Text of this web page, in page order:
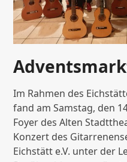
Im Rahmen des
fand am Samstag, den
Foyer des Alten
Konzert des
Eichstätt e.V. unter der